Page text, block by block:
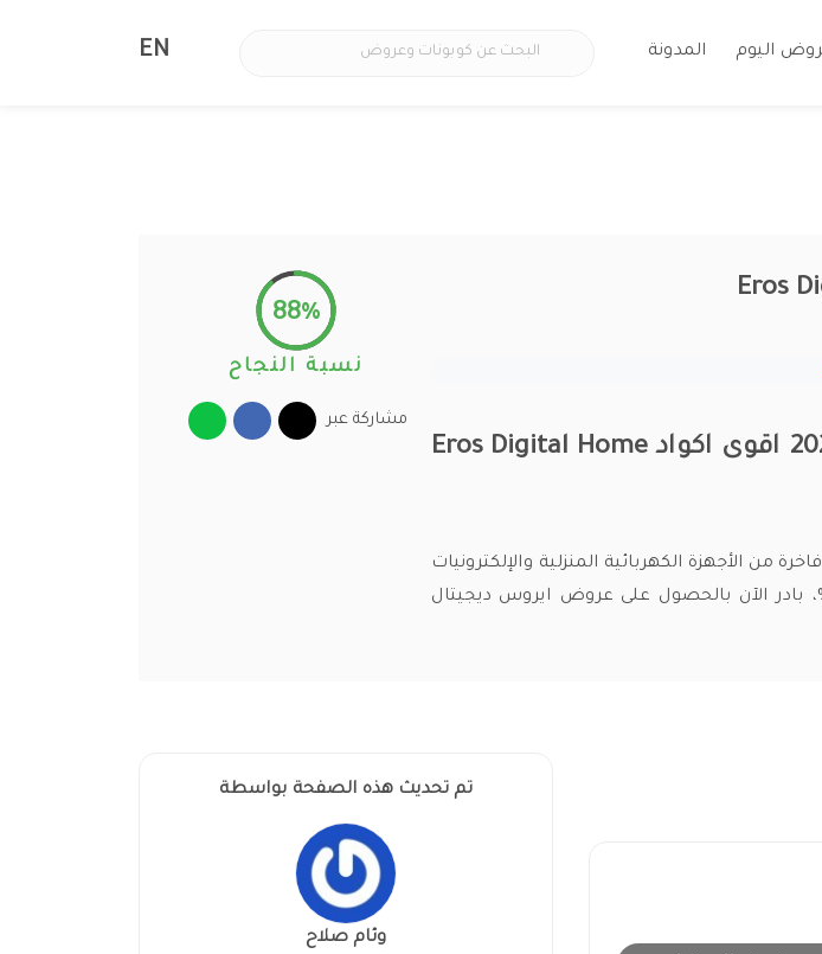
اليوم المدونة EN
كود خصم ايروس ديجيتال هوم 2026 اقوى اكواد Eros Digital Home
الأجهزة الكهربائية المنزلية والإلكترونيات
من أفضل الخامات بنسبة خصم 25%، بادر الآن بالحصول على عروض ايروس ديجيتال
88%
نسبة النجاح
مشاركة عبر
تم تحديث هذه الصفحة بواسطة
وئام صلاح